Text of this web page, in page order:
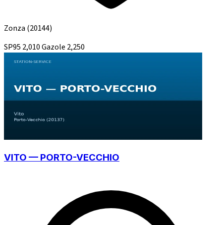
Zonza (20144)
SP95 2,010Gazole 2,250
VITO — PORTO-VECCHIO